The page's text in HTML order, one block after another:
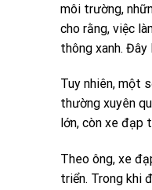
môi trường,
cho rằng, việc
thông xanh.
Tuy nhiên, một
thường xuyên
lớn, còn xe đạp
Theo ông, xe
triển. Trong khi